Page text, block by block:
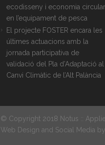
ecodisseny i economia circular
en l’equipament de pesca
El projecte FOSTER encara les
últimes actuacions amb la
jornada participativa de
validació del Pla d’Adaptació al
Canvi Climàtic de l’Alt Palància
© Copyright 2018 Notus ::
Web Design and Social Media by